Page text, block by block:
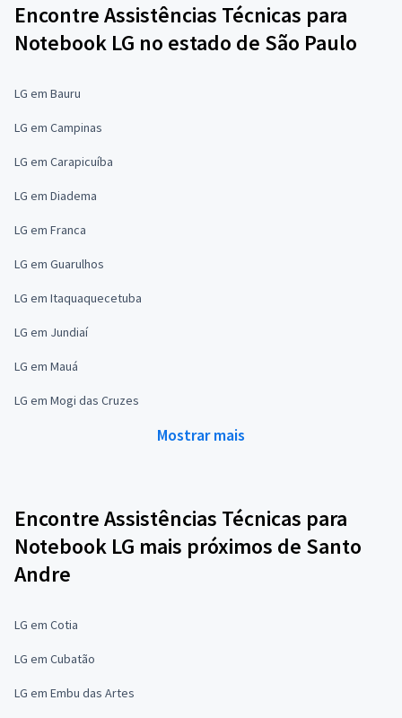
Encontre Assistências Técnicas para
Notebook LG no estado de São Paulo
LG em Bauru
LG em Campinas
LG em Carapicuíba
LG em Diadema
LG em Franca
LG em Guarulhos
LG em Itaquaquecetuba
LG em Jundiaí
LG em Mauá
LG em Mogi das Cruzes
Mostrar mais
Encontre Assistências Técnicas para
Notebook LG mais próximos de Santo
Andre
LG em Cotia
LG em Cubatão
LG em Embu das Artes